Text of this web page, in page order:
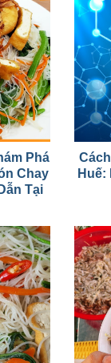
Phá
Chay
Tại
Huế: